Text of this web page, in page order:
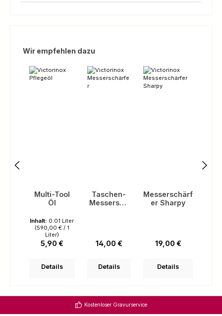
Produktgalerie überspringen
Wir empfehlen dazu
Multi-Tool
Öl
Inhalt: 0.01 Liter
(590,00 € / 1
Liter)
Regulärer Preis:
5,90 €
Details
Taschen-
Messersch
Regulärer Preis:
14,00 €
Details
Messerschärf
er Sharpy
Regulärer Preis:
19,00 €
Details
Kostenloser Gravurservice